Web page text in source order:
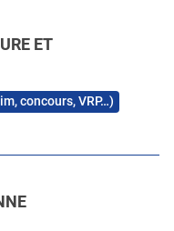
ET
concours, VRP…)